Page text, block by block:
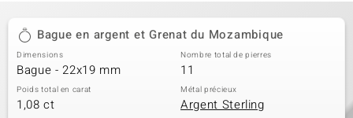
Bague en argent et Grenat du Mozambique
Dimensions
Bague - 22x19 mm
Nombre total de pierres
11
Poids total en carat
1,08 ct
Métal précieux
Argent Sterling